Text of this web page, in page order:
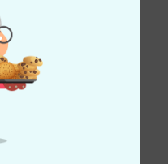
bag padded along with
in place and a zip